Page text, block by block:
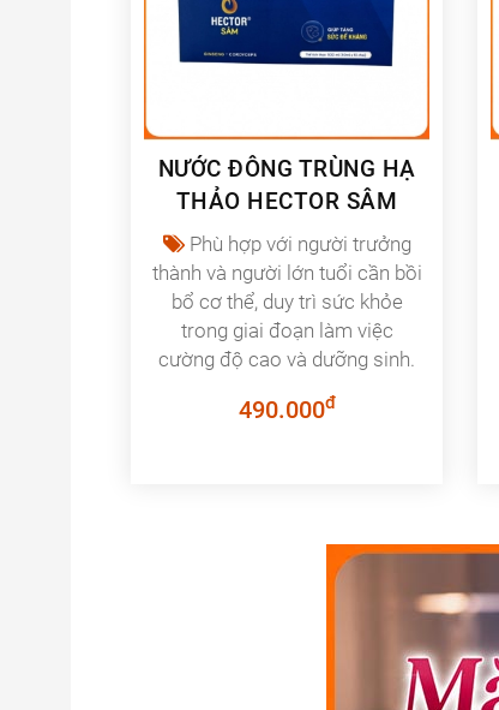
NƯỚC ĐÔNG TRÙNG HẠ
THẢO HECTOR SÂM
Phù hợp với người trưởng
thành và người lớn tuổi cần bồi
bổ cơ thể, duy trì sức khỏe
trong giai đoạn làm việc
cường độ cao và dưỡng sinh.
490.000đ